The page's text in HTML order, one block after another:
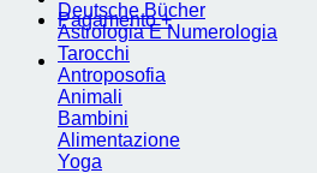
Pagamento +
Deutsche Bücher
Astrologia E Numerologia
Tarocchi
Antroposofia
Animali
Bambini
Alimentazione
Yoga